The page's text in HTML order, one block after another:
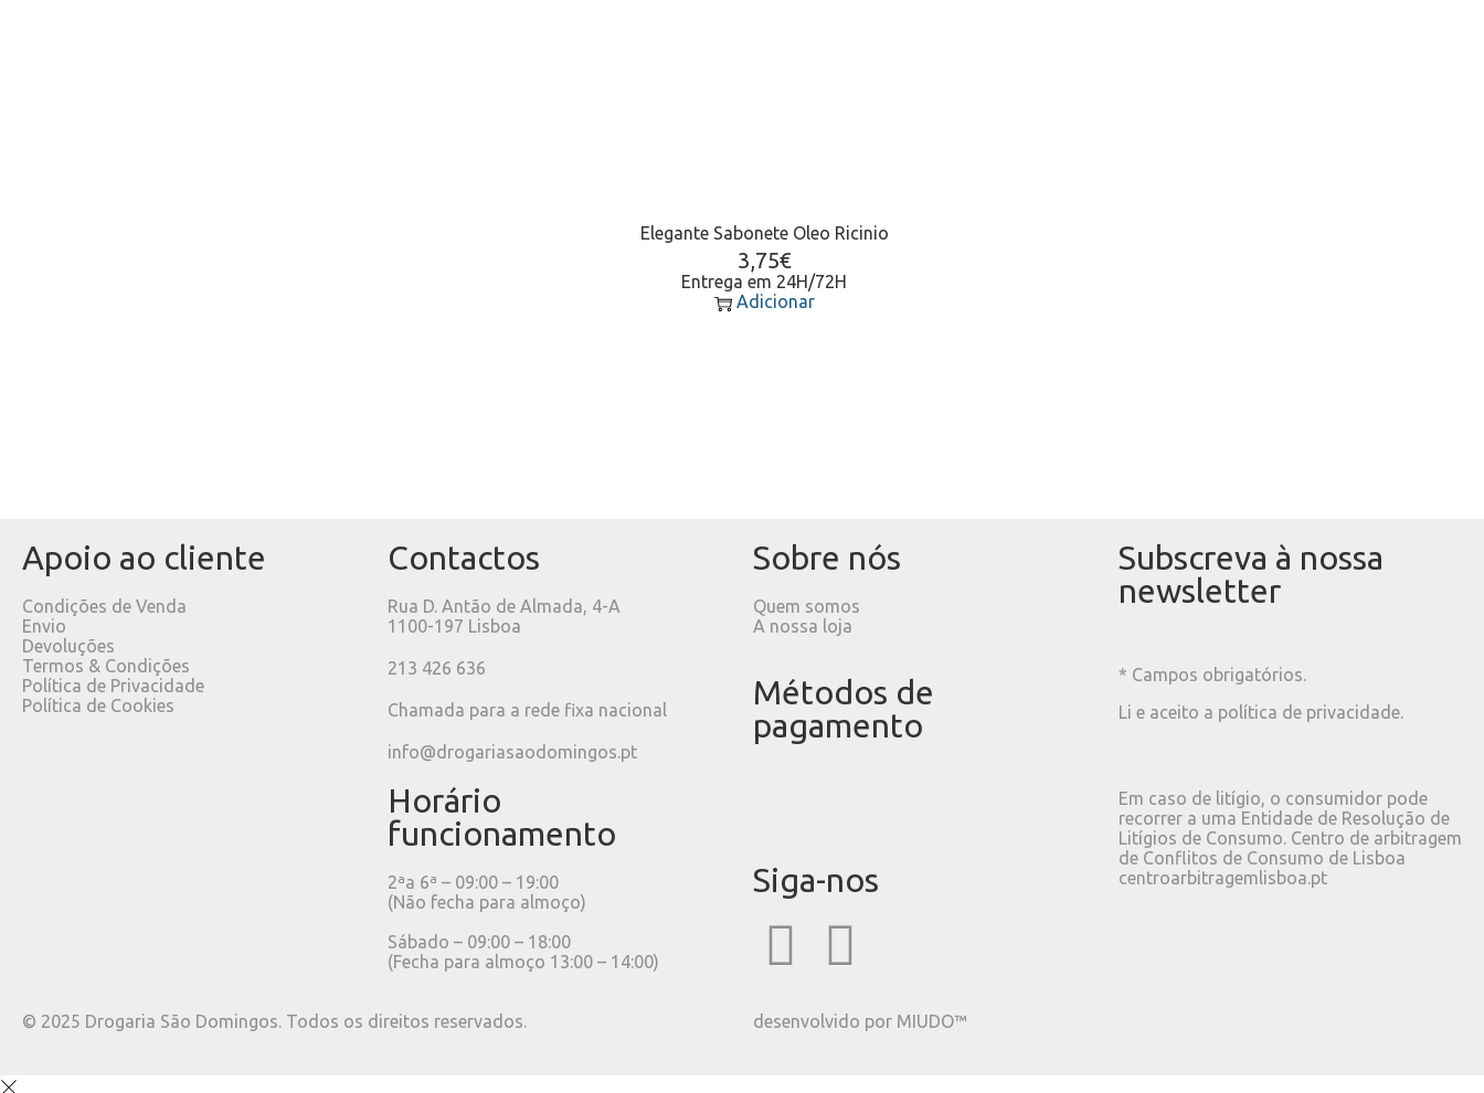
Elegante Sabonete Oleo Ricinio
3,75€
Entrega em 24H/72H
Adicionar
Apoio ao cliente
Condições de Venda
Envio
Devoluções
Termos & Condições
Política de Privacidade
Política de Cookies
Contactos
Rua D. Antão de Almada, 4-A
1100-197 Lisboa
213 426 636
Chamada para a rede fixa nacional
info@drogariasaodomingos.pt
Horário
funcionamento
2ªa 6ª – 09:00 – 19:00
(Não fecha para almoço)
Sábado – 09:00 – 18:00
(Fecha para almoço 13:00 – 14:00)
Sobre nós
Quem somos
A nossa loja
Métodos de
pagamento
Siga-nos
Subscreva à nossa
newsletter
* Campos obrigatórios.
Li e aceito a política de privacidade.
Em caso de litígio, o consumidor pode
recorrer a uma Entidade de Resolução de
Litígios de Consumo. Centro de arbitragem
de Conflitos de Consumo de Lisboa
centroarbitragemlisboa.pt
© 2025 Drogaria São Domingos. Todos os direitos reservados. desenvolvido por MIUDO™